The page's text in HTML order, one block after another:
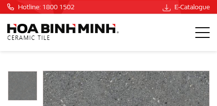
Hotline: 1800 1502 E-Catalogue